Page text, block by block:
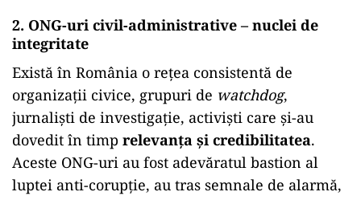
2. ONG-uri civil-administrative – nuclei de
integritate
Există în România o rețea consistentă de
organizații civice, grupuri de watchdog,
jurnaliști de investigație, activiști care și-au
dovedit în timp relevanța și credibilitatea.
Aceste ONG-uri au fost adevăratul bastion al
luptei anti-corupție, au tras semnale de alarmă,